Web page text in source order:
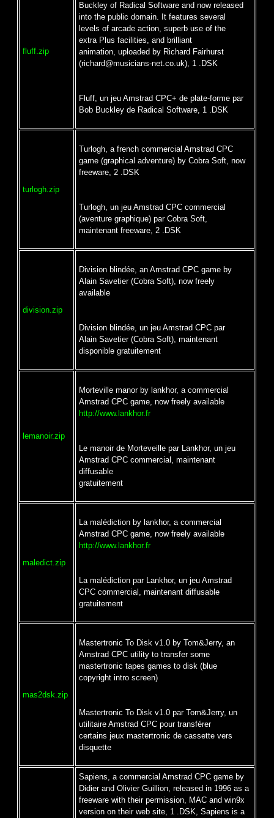
fluff.zip
Buckley of Radical Software and now released
into the public domain. It features several
levels of arcade action, superb use of the
extra Plus facilities, and brilliant
animation, uploaded by Richard Fairhurst
(richard@musicians-net.co.uk), 1 .DSK
Fluff, un jeu Amstrad CPC+ de plate-forme par
Bob Buckley de Radical Software, 1 .DSK
turlogh.zip
Turlogh, a french commercial Amstrad CPC
game (graphical adventure) by Cobra Soft, now
freeware, 2 .DSK
Turlogh, un jeu Amstrad CPC commercial
(aventure graphique) par Cobra Soft,
maintenant freeware, 2 .DSK
division.zip
Division blindée, an Amstrad CPC game by
Alain Savetier (Cobra Soft), now freely
available
Division blindée, un jeu Amstrad CPC par
Alain Savetier (Cobra Soft), maintenant
disponible gratuitement
lemanoir.zip
Morteville manor by lankhor, a commercial
Amstrad CPC game, now freely available
http://www.lankhor.fr
Le manoir de Morteveille par Lankhor, un jeu
Amstrad CPC commercial, maintenant
diffusable
gratuitement
maledict.zip
La malédiction by lankhor, a commercial
Amstrad CPC game, now freely available
http://www.lankhor.fr
La malédiction par Lankhor, un jeu Amstrad
CPC commercial, maintenant diffusable
gratuitement
mas2dsk.zip
Mastertronic To Disk v1.0 by Tom&Jerry, an
Amstrad CPC utility to transfer some
mastertronic tapes games to disk (blue
copyright intro screen)
Mastertronic To Disk v1.0 par Tom&Jerry, un
utilitaire Amstrad CPC pour transférer
certains jeux mastertronic de cassette vers
disquette
Sapiens, a commercial Amstrad CPC game by
Didier and Olivier Guillion, released in 1996 as a
freeware with their permission, MAC and win9x
version on their web site, 1 .DSK, Sapiens is a